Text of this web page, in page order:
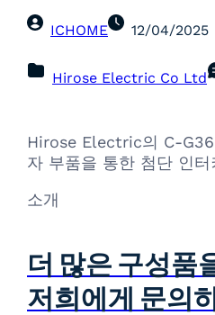
ICHOME 12/04/2025
Hirose Electric Co Ltd
Hirose Electric의 C-
자 부품을 통한 첨단 인터
소개
더 많은 구성품
저희에게 문의